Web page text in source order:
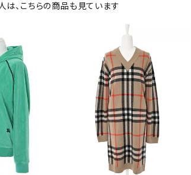
は、こちらの商品も見ています